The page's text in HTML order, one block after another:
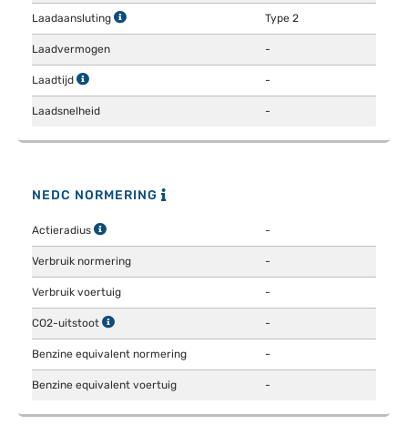
Laadaansluting Type 2
Laadvermogen -
Laadtijd -
Laadsnelheid -
NEDC NORMERING
Actieradius -
Verbruik normering -
Verbruik voertuig -
CO2-uitstoot -
Benzine equivalent normering -
Benzine equivalent voertuig -